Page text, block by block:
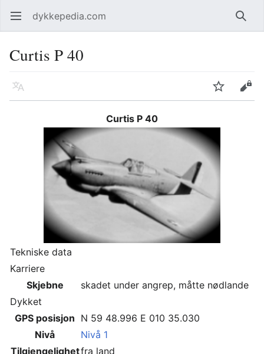
Åpne hovedmenyen dykkepedia.com Søk
Curtis P 40
Språk Overvåk Rediger
Curtis P 40
Tekniske data
Karriere
Skjebne
skadet under angrep, måtte nødlande
Dykket
GPS posisjon N 59 48.996 E 010 35.030
Nivå
Nivå 1
Tilgjengelighetfra land